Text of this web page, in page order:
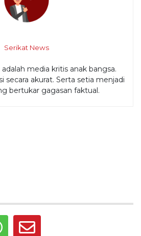
Serikat News
media kritis anak bangsa.
secara akurat. Serta setia menjadi
bertukar gagasan faktual.